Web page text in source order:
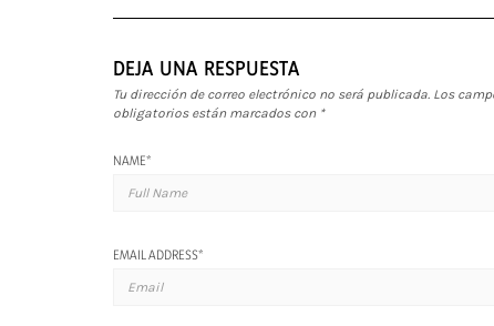
DEJA UNA RESPUESTA
Tu dirección de correo electrónico no será publicada. Los
obligatorios están marcados con *
NAME*
EMAIL ADDRESS*